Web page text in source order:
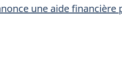
une aide